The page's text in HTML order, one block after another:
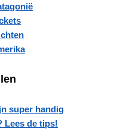
super handig
Lees de tips!